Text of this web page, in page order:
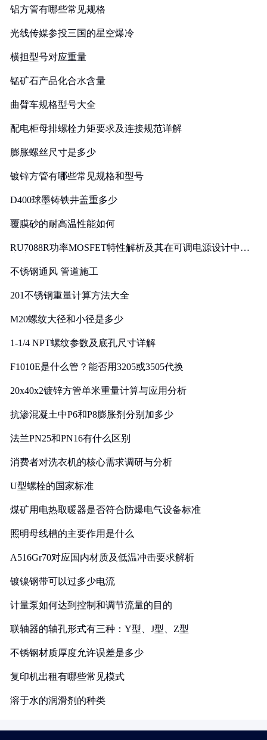
铝方管有哪些常见规格
光线传媒参投三国的星空爆冷
横担型号对应重量
锰矿石产品化合水含量
曲臂车规格型号大全
配电柜母排螺栓力矩要求及连接规范详解
膨胀螺丝尺寸是多少
镀锌方管有哪些常见规格和型号
D400球墨铸铁井盖重多少
覆膜砂的耐高温性能如何
RU7088R功率MOSFET特性解析及其在可调电源设计中的
不锈钢通风 管道施工
201不锈钢重量计算方法大全
M20螺纹大径和小径是多少
1-1/4 NPT螺纹参数及底孔尺寸详解
F1010E是什么管？能否用3205或3505代换
20x40x2镀锌方管单米重量计算与应用分析
抗渗混凝土中P6和P8膨胀剂分别加多少
法兰PN25和PN16有什么区别
消费者对洗衣机的核心需求调研与分析
U型螺栓的国家标准
煤矿用电热取暖器是否符合防爆电气设备标准
照明母线槽的主要作用是什么
A516Gr70对应国内材质及低温冲击要求解析
镀镍钢带可以过多少电流
计量泵如何达到控制和调节流量的目的
联轴器的轴孔形式有三种：Y型、J型、Z型
不锈钢材质厚度允许误差是多少
复印机出租有哪些常见模式
溶于水的润滑剂的种类